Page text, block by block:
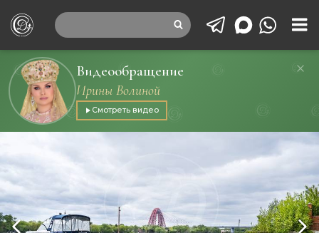
Видеообращение
Ирины Волиной
Смотреть видео